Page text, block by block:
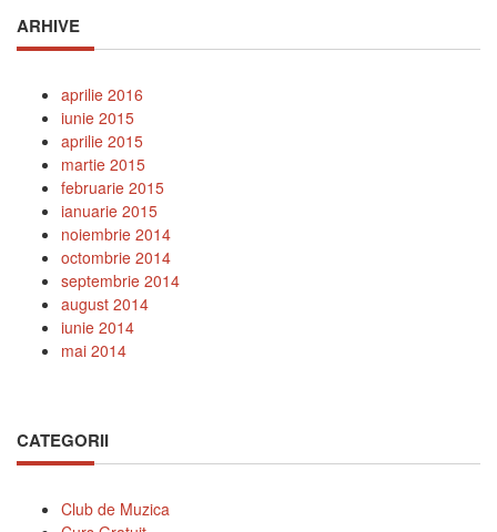
ARHIVE
aprilie 2016
iunie 2015
aprilie 2015
martie 2015
februarie 2015
ianuarie 2015
noiembrie 2014
octombrie 2014
septembrie 2014
august 2014
iunie 2014
mai 2014
CATEGORII
Club de Muzica